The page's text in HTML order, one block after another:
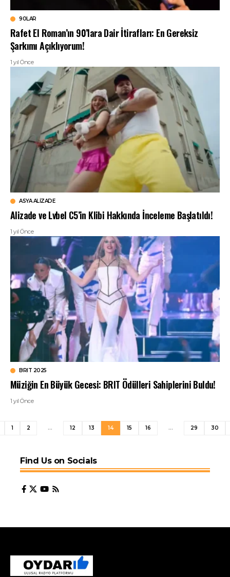
90LAR
Rafet El Roman’ın 90’lara Dair İtirafları: En Gereksiz
Şarkımı Açıklıyorum!
1 yıl Önce
ASYA ALIZADE
Alizade ve Lvbel C5’in Klibi Hakkında İnceleme Başlatıldı!
1 yıl Önce
BRIT 2025
Müziğin En Büyük Gecesi: BRIT Ödülleri Sahiplerini Buldu!
1 yıl Önce
1 2 … 12 13 14 15 16 … 29 30
Find Us on Socials